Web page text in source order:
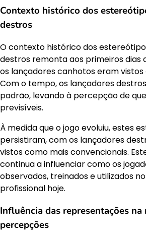
Contexto histórico dos
destros
O contexto histórico dos
destros remonta aos primeiros dias
os lançadores canhotos eram
Com o tempo, os lançadores
padrão, levando à percepção de
previsíveis.
À medida que o jogo evoluiu, estes
persistiram, com os lançadores
vistos como mais convencionais.
continua a influenciar como os
observados, treinados e utilizados
profissional hoje.
Influência das representações na
percepções